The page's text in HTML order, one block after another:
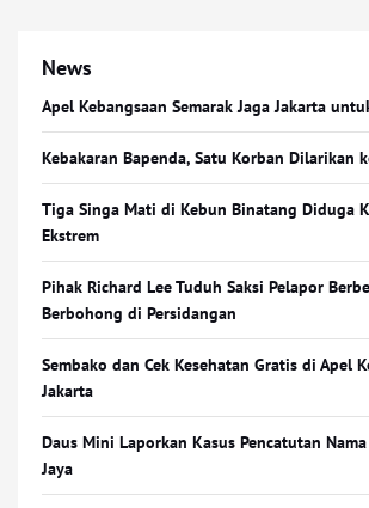
News
Apel Kebangsaan Semarak Jaga Jakarta
Kebakaran Bapenda, Satu Korban Dilarikan
Tiga Singa Mati di Kebun Binatang Diduga
Ekstrem
Pihak Richard Lee Tuduh Saksi Pelapor
Berbohong di Persidangan
Sembako dan Cek Kesehatan Gratis di Apel
Jakarta
Daus Mini Laporkan Kasus Pencatutan
Jaya